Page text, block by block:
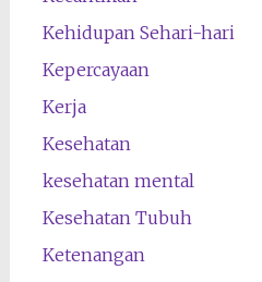
Kehidupan Sehari-hari
Kepercayaan
Kerja
Kesehatan
kesehatan mental
Kesehatan Tubuh
Ketenangan